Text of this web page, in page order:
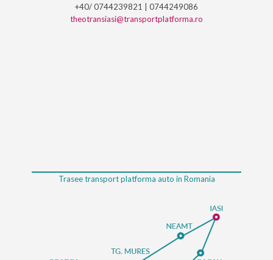
+40/ 0744239821 | 0744249086
theotransiasi@transportplatforma.ro
Trasee transport platforma auto in Romania